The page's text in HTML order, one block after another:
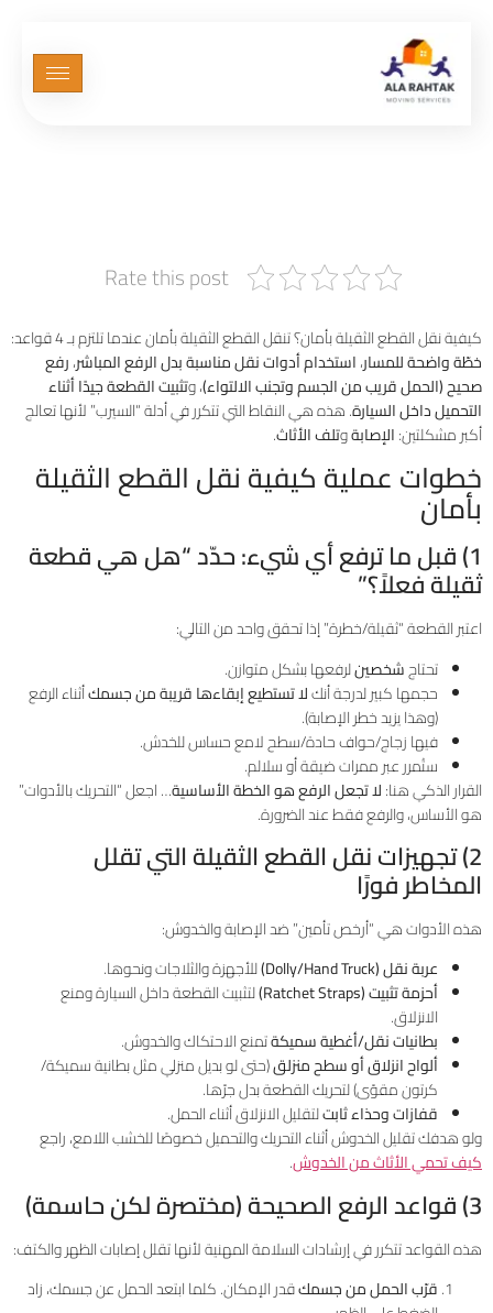
Rate this post
كيفية نقل القطع الثقيلة بأمان؟ تنقل القطع الثقيلة بأمان عندما تلتزم بـ 4 قواعد:
خطّة واضحة للمسار،استخدام أدوات نقل مناسبة بدل الرفع المباشر،رفع
صحيح (الحمل قريب من الجسم وتجنب الالتواء)، وتثبيت القطعة جيدًا أثناء
التحميل داخل السيارة. هذه هي النقاط التي تتكرر في أدلة “السيرب” لأنها تعالج
أكبر مشكلتين:الإصابةوتلف الأثاث.
خطوات عملية كيفية نقل القطع الثقيلة
بأمان
1) قبل ما ترفع أي شيء: حدّد “هل هي قطعة
ثقيلة فعلاً؟”
اعتبر القطعة “ثقيلة/خطرة” إذا تحقق واحد من التالي:
تحتاجشخصينلرفعها بشكل متوازن.
حجمها كبير لدرجة أنكلا تستطيع إبقاءها قريبة من جسمكأثناء الرفع
(وهذا يزيد خطر الإصابة).
فيها زجاج/حواف حادة/سطح لامع حساس للخدش.
ستُمرر عبر ممرات ضيقة أو سلالم.
القرار الذكي هنا:لا تجعل الرفع هو الخطة الأساسية… اجعل “التحريك بالأدوات”
هو الأساس، والرفع فقط عند الضرورة.
2) تجهيزات نقل القطع الثقيلة التي تقلل
المخاطر فورًا
هذه الأدوات هي “أرخص تأمين” ضد الإصابة والخدوش:
عربة نقل (Dolly/Hand Truck)
للأجهزة والثلاجات ونحوها.
أحزمة تثبيت (Ratchet Straps)
لتثبيت القطعة داخل السيارة ومنع
الانزلاق.
بطانيات نقل/أغطية سميكةتمنع الاحتكاك والخدوش.
ألواح انزلاق أو سطح منزلق(حتى لو بديل منزلي مثل بطانية سميكة/
كرتون مقوّى) لتحريك القطعة بدل جرّها.
قفازات وحذاء ثابتلتقليل الانزلاق أثناء الحمل.
ولو هدفك تقليل الخدوش أثناء التحريك والتحميل خصوصًا للخشب اللامع، راجع
كيف تحمي الأثاث من الخدوش.
3) قواعد الرفع الصحيحة (مختصرة لكن حاسمة)
هذه القواعد تتكرر في إرشادات السلامة المهنية لأنها تقلل إصابات الظهر والكتف:
قرّب الحمل من جسمكقدر الإمكان. كلما ابتعد الحمل عن جسمك، زاد